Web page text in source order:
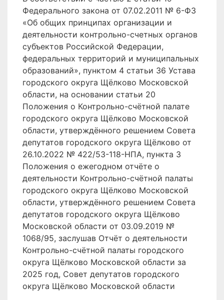
Федерального закона от 07.02.2011 № 6-ФЗ
«Об общих принципах организации и
деятельности контрольно-счетных органов
субъектов Российской Федерации,
федеральных территорий и муниципальных
образований», пунктом 4 статьи 36 Устава
городского округа Щёлково Московской
области, на основании статьи 20
Положения о Контрольно-счётной палате
городского округа Щёлково Московской
области, утверждённого решением Совета
депутатов городского округа Щёлково от
26.10.2022 № 422/53-118-НПА, пункта 3
Положения о ежегодном отчёте о
деятельности Контрольно-счётной палаты
городского округа Щёлково Московской
области, утверждённого решением Совета
депутатов городского округа Щёлково
Московской области от 03.09.2019 №
1068/95, заслушав Отчёт о деятельности
Контрольно-счётной палаты городского
округа Щёлково Московской области за
2025 год, Совет депутатов городского
округа Щёлково Московской области